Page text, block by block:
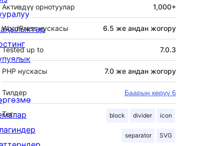
Активдүү орнотуулар 1,000+
WordPress нускасы 6.5 же андан жогору
Tested up to 7.0.3
PHP нускасы 7.0 же андан жогору
Тилдер Баарын көрүү 6
Тег: block divider icon
separator SVG